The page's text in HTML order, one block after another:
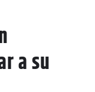
a su